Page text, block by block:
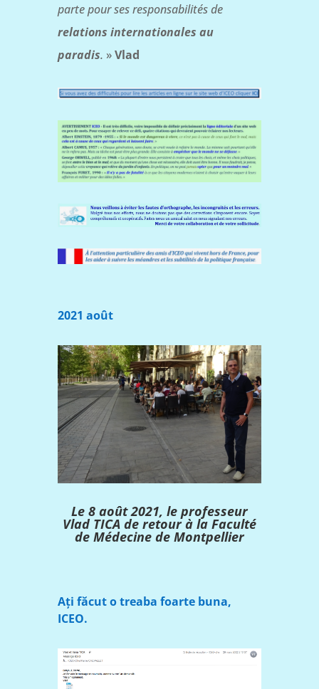
parte pour ses responsabilités de
relations internationales au
paradis. »Vlad
2021 août
Le 8 août 2021, le professeur
Vlad TICA de retour à la Faculté
de Médecine de Montpellier
Ați făcut o treaba foarte buna,
ICEO.